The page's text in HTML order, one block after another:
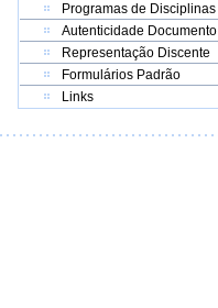
Programas de Disciplinas
Autenticidade Documento
Representação Discente
Formulários Padrão
Links